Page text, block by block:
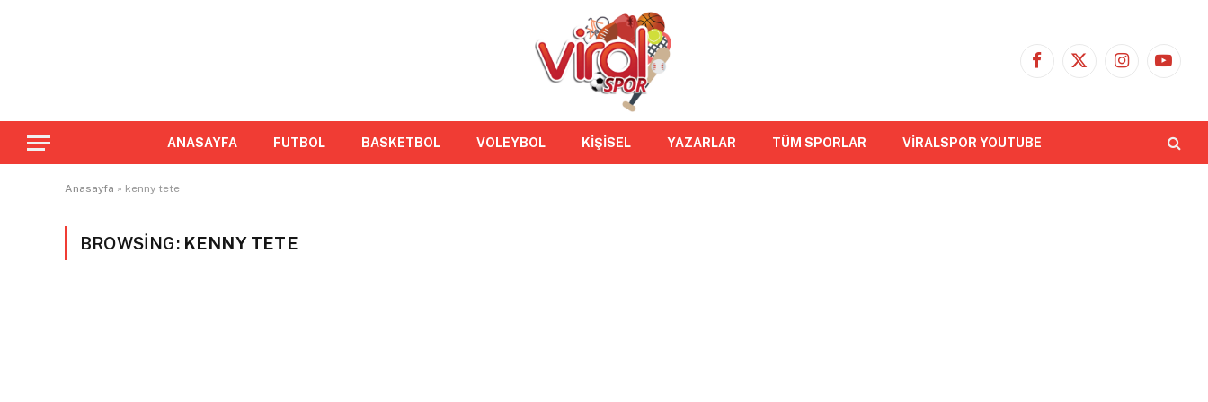
Facebook
X
Instagram
ANASAYFA FUTBOL BASKETBOL VOLEYBOL KİŞİSEL YAZARLAR TÜM SPORLAR VİRALSPOR YOUTUBE
Anasayfa » kenny tete
BROWSING: KENNY TETE